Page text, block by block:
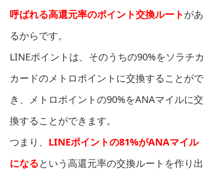
呼ばれる高還元率のポイント交換ルートがあ
るからです。
LINEポイントは、そのうちの90%をソラチカ
カードのメトロポイントに交換することがで
き、メトロポイントの90%をANAマイルに交
換することができます。
つまり、 LINEポイントの81%がANAマイル
になるという高還元率の交換ルートを作り出